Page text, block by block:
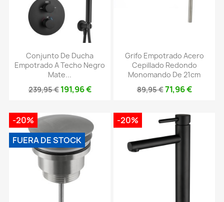
Conjunto De Ducha
Empotrado A Techo Negro
Mate...
239,95 € 191,96 €
Grifo Empotrado Acero
Cepillado Redondo
Monomando De 21cm
89,95 €71,96 €
-20%
FUERA DE STOCK
-20%